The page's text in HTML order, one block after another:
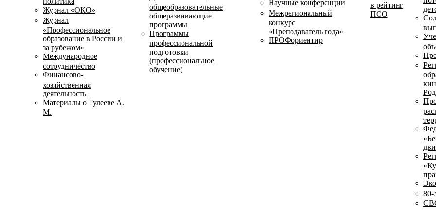
Журнал «ОКО»
Журнал
«Профессиональное
образование в России и
за рубежом»
Международное
сотрудничество
Финансово-
хозяйственная
деятельность
Материалы о Тулееве А.
М.
общеобразовательные
общеразвивающие
программы
Программы
профессиональной
подготовки
(профессиональное
обучение)
Научные конференции
Межрегиональный
конкурс
«Преподаватель года»
ПРОФориентир
в рейтинг
ПОО
80-